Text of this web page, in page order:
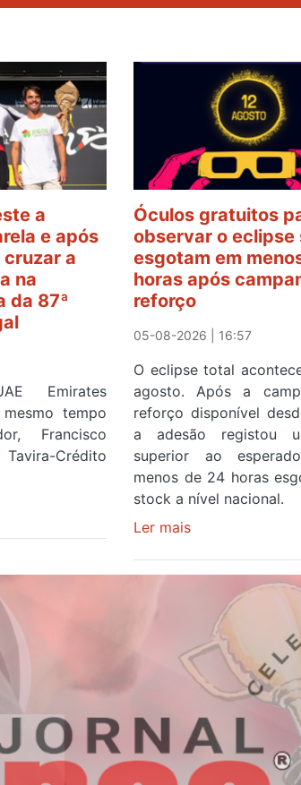
a
e após
a
na
da 87ª
Emirates
tempo
Francisco
Crédito
Óculos gratuitos
observar o eclipse
esgotam em
horas após
reforço
05-08-2026 | 16:57
O eclipse total
agosto. Após a
reforço disponível
a adesão registou
superior ao
menos de 24 horas
stock a nível nacional.
Ler maissobre
gratuitos
observar
eclipse
solar
esgotam
em
menos
de